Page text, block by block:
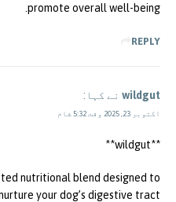
promote overall well-being.
REPLY
wildgut نے کہا:
اکتوبر 23, 2025 وقت 5:32 شام
** wildgut**
nutritional blend designed to
your dog’s digestive tract.